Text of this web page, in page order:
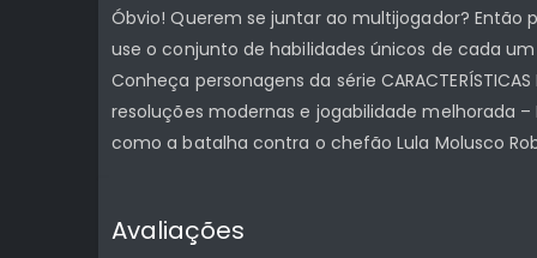
Óbvio! Querem se juntar ao multijogador? Então
use o conjunto de habilidades únicos de cada
Conheça personagens da série
resoluções modernas e jogabilidade melhorada
como a batalha contra o chefão Lula Molusco
Avaliações